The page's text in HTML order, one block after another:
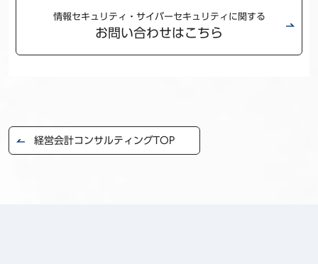
情報セキュリティ・サイバーセキュリティに関する
お問い合わせはこちら
経営会計コンサルティングTOP